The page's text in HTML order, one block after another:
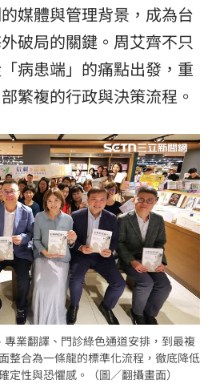
媒體與管理背景，成為台
破局的關鍵。周艾齊不只
病患端」的痛點出發，重
繁複的行政與決策流程。
業翻譯、門診綠色通道安排，到最複
整合為一條龍的標準化流程，徹底降低
定性與恐懼感。（圖／翻攝畫面）